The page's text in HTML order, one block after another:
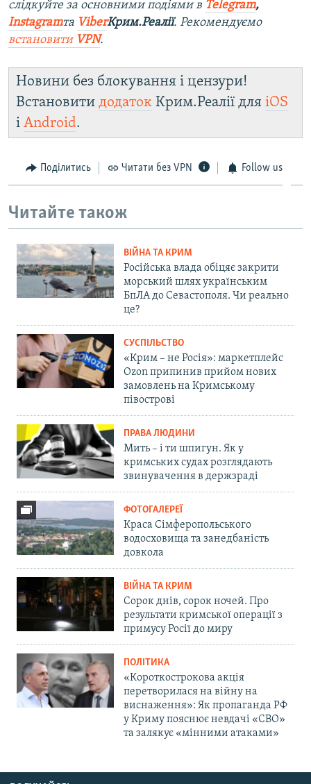
слідкуйте за основними подіями в Telegram,
Instagramта ViberКрим.Реалії. Рекомендуємо
встановити VPN.
Новини без блокування і цензури!
Встановити додаток Крим.Реалії для iOS
і Android.
Поділитись Читати без VPN Follow us
Читайте також
ВІЙНА ТА КРИМ
Російська влада обіцяє закрити
морський шлях українським
БпЛА до Севастополя. Чи реально
це?
СУСПІЛЬСТВО
«Крим – не Росія»: маркетплейс
Ozon припинив прийом нових
замовлень на Кримському
півострові
ПРАВА ЛЮДИНИ
Мить – і ти шпигун. Як у
кримських судах розглядають
звинувачення в держзраді
ФОТОГАЛЕРЕЇ
Краса Сімферопольського
водосховища та занедбаність
довкола
ВІЙНА ТА КРИМ
Сорок днів, сорок ночей. Про
результати кримської операції з
примусу Росії до миру
ПОЛІТИКА
«Короткострокова акція
перетворилася на війну на
виснаження»: Як пропаганда РФ
у Криму пояснює невдачі «СВО»
та залякує «мінними атаками»